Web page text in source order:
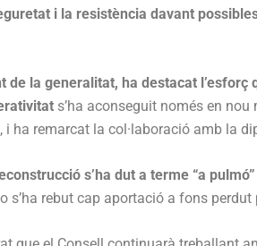
i la resistència davant
de la generalitat, ha destacat
s’ha aconseguit només en
i ha remarcat la col·laboració amb la
s’ha dut a terme “a
s’ha rebut cap aportació a fons perdut